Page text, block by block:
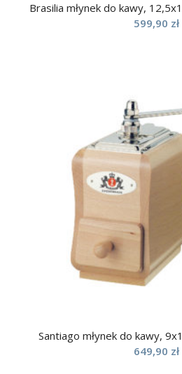
Brasilia młynek do kawy,
599,90 zł
Santiago młynek do kawy,
649,90 zł